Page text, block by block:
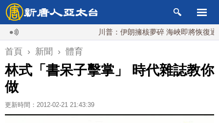
川普：伊朗擁核夢碎 海峽即將恢復通航
首頁 › 新聞 › 體育
林式「書呆子擊掌」 時代雜誌教你
做
更新時間：2012-02-21 21:43:39